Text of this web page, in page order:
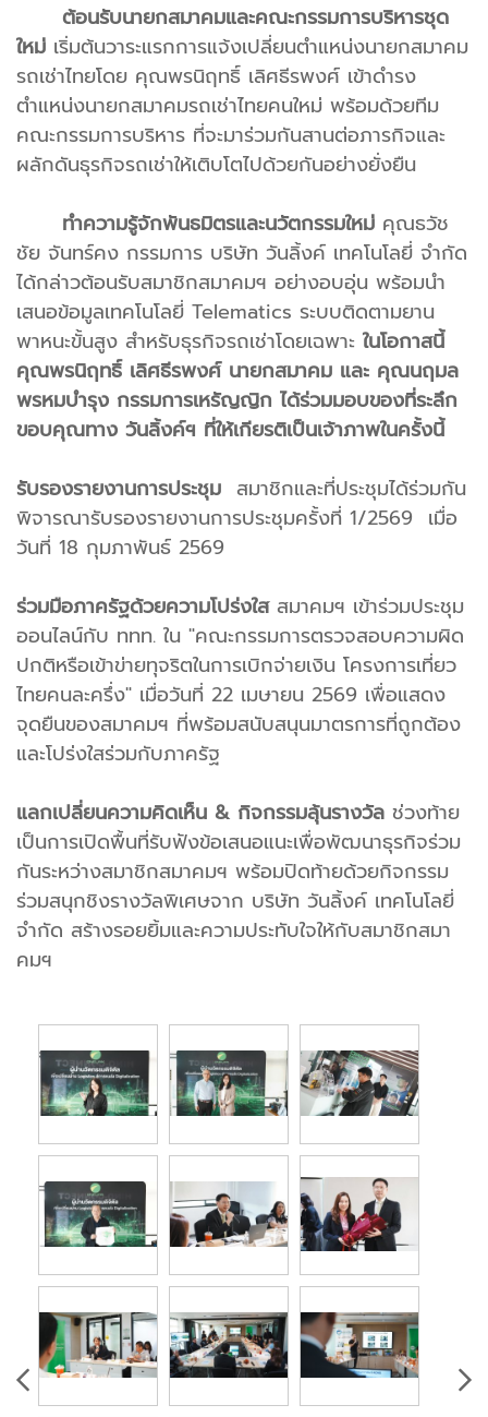
ต้อนรับนายกสมาคมและคณะกรรมการบริหารชุด
ใหม่ เริ่มต้นวาระแรกการแจ้งเปลี่ยนตำแหน่งนายกสมาคม
รถเช่าไทยโดย คุณพรนิฤทธิ์ เลิศธีรพงศ์ เข้าดำรง
ตำแหน่งนายกสมาคมรถเช่าไทยคนใหม่ พร้อมด้วยทีม
คณะกรรมการบริหาร ที่จะมาร่วมกันสานต่อภารกิจและ
ผลักดันธุรกิจรถเช่าให้เติบโตไปด้วยกันอย่างยั่งยืน
ทำความรู้จักพันธมิตรและนวัตกรรมใหม่ คุณธวัช
ชัย จันทร์คง กรรมการ บริษัท วันลิ้งค์ เทคโนโลยี่ จำกัด
ได้กล่าวต้อนรับสมาชิกสมาคมฯ อย่างอบอุ่น พร้อมนำ
เสนอข้อมูลเทคโนโลยี่ Telematics ระบบติดตามยาน
พาหนะขั้นสูง สำหรับธุรกิจรถเช่าโดยเฉพาะ ในโอกาสนี้
คุณพรนิฤทธิ์ เลิศธีรพงศ์ นายกสมาคม และ คุณนฤมล
พรหมบำรุง กรรมการเหรัญญิก ได้ร่วมมอบของที่ระลึก
ขอบคุณทาง วันลิ้งค์ฯ ที่ให้เกียรติเป็นเจ้าภาพในครั้งนี้
รับรองรายงานการประชุม สมาชิกและที่ประชุมได้ร่วมกัน
พิจารณารับรองรายงานการประชุมครั้งที่ 1/2569 เมื่อ
วันที่ 18 กุมภาพันธ์ 2569
ร่วมมือภาครัฐด้วยความโปร่งใสสมาคมฯ เข้าร่วมประชุม
ออนไลน์กับ ททท. ใน "คณะกรรมการตรวจสอบความผิด
ปกติหรือเข้าข่ายทุจริตในการเบิกจ่ายเงิน โครงการเที่ยว
ไทยคนละครึ่ง" เมื่อวันที่ 22 เมษายน 2569 เพื่อแสดง
จุดยืนของสมาคมฯ ที่พร้อมสนับสนุนมาตรการที่ถูกต้อง
และโปร่งใสร่วมกับภาครัฐ
แลกเปลี่ยนความคิดเห็น & กิจกรรมลุ้นรางวัล ช่วงท้าย
เป็นการเปิดพื้นที่รับฟังข้อเสนอแนะเพื่อพัฒนาธุรกิจร่วม
กันระหว่างสมาชิกสมาคมฯ พร้อมปิดท้ายด้วยกิจกรรม
ร่วมสนุกชิงรางวัลพิเศษจาก บริษัท วันลิ้งค์ เทคโนโลยี่
จำกัด สร้างรอยยิ้มและความประทับใจให้กับสมาชิกสมา
คมฯ